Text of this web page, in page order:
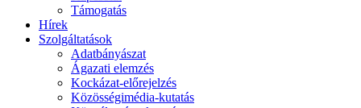
Támogatás
Hírek
Szolgáltatások
Adatbányászat
Ágazati elemzés
Kockázat-előrejelzés
Közösségimédia-kutatás